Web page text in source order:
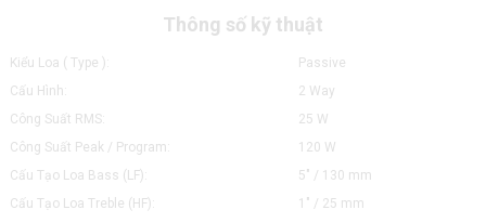
Thông số kỹ thuật
Kiểu Loa ( Type ):
Passive
Cấu Hình:
2 Way
Công Suất RMS:
25 W
Công Suất Peak / Program:
120 W
Cấu Tạo Loa Bass (LF):
5" / 130 mm
Cấu Tạo Loa Treble (HF):
1" / 25 mm